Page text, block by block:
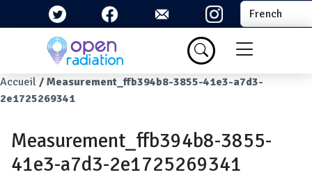
Aller au contenu principal Select your
Menu du
Fil d'Ariane
Accueil
Measurement_ffb394b8-3855-41e3-a7d3-
2e1725269341
Measurement_ffb394b8-3855-
41e3-a7d3-2e1725269341